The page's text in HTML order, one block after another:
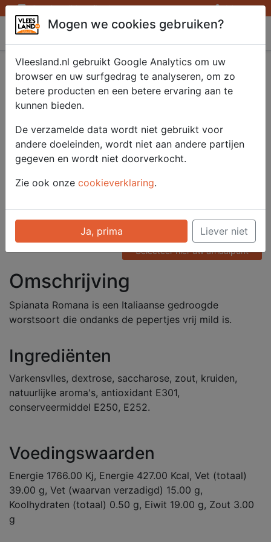
Openingstijden afhaalpunten Inloggen
Vleesland
Spianata Romana
250 gram
Artikelnummer
52214
Categorie
Voor onze prijzen moet u
ingelogd zijn.
Selecteer hier uw afhaalpunt
Omschrijving
Spianata Romana is een Italiaanse gedroogde
worstsoort die ondanks de pepertjes vrij mild is.
Ingrediënten
Varkensvlles, dextrose, saccharose, zout, kruiden,
natuurlijke aroma's, antioxidant E301,
conserveermiddel E250, E252.
Voedingswaarden
Energie 1766.00 Kj, Energie 427.00 Kcal, Vet (totaal)
39.00 g, Vet (waarvan verzadigd) 15.00 g,
Koolhydraten (totaal) 0.50 g, Eiwit 19.00 g, Zout 3.00
g
Mogen we cookies gebruiken?
Vleesland.nl gebruikt Google Analytics om uw
browser en uw surfgedrag te analyseren, om zo
betere producten en een betere ervaring aan te
kunnen bieden.
De verzamelde data wordt niet gebruikt voor
andere doeleinden, wordt niet aan andere partijen
gegeven en wordt niet doorverkocht.
Zie ook onze cookieverklaring.
Ja, prima Liever niet